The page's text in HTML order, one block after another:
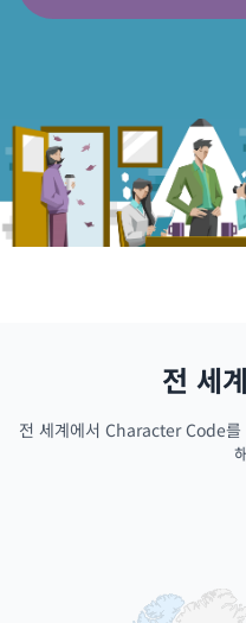
전 세
전 세계에서 Character Code를